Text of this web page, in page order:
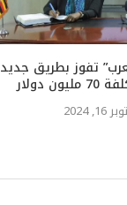
تفوز بطريق جديد
دولار
2024